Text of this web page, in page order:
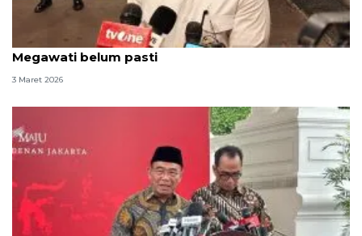
Seskab: Iftar Ramadhan, Jokowi--SBY hadir,
Megawati belum pasti
3 Maret 2026